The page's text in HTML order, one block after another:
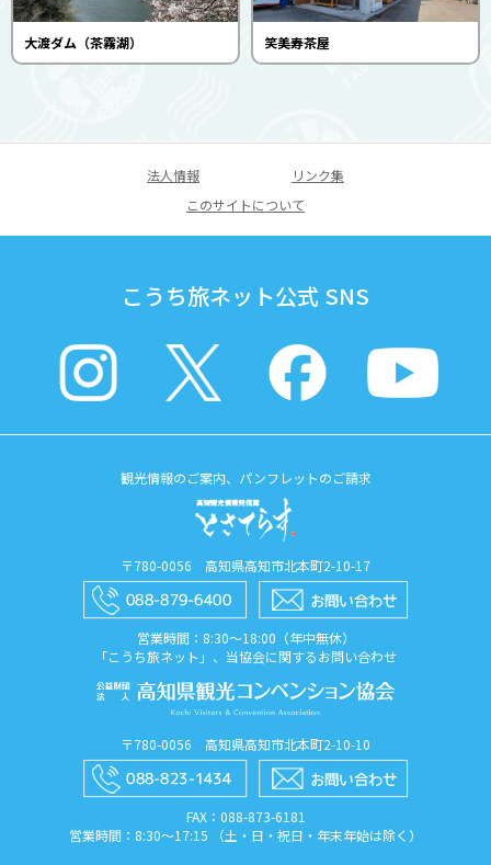
大渡ダム（茶霧湖） 笑美寿茶屋
法人情報
リンク集
このサイトについて
こうち旅ネット公式 SNS
観光情報のご案内、パンフレットのご請求
〒780-0056 高知県高知市北本町2-10-17
営業時間：8:30〜18:00（年中無休）
「こうち旅ネット」、当協会に関するお問い合わせ
〒780-0056 高知県高知市北本町2-10-10
FAX：088​-873​-6181
営業時間：8:30〜17:15 （土・日・祝日・年末年始は除く）